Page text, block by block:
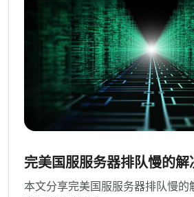
完美国服服务器排队慢的解
本文分享完美国服服务器排队慢的